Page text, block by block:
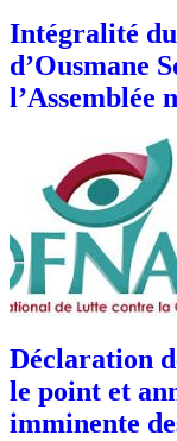
Intégralité
d’Ousmane
l’Assemblée
Déclaration
le point et
imminente